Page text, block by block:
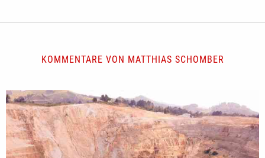
KOMMENTARE VON MATTHIAS SCHOMBER